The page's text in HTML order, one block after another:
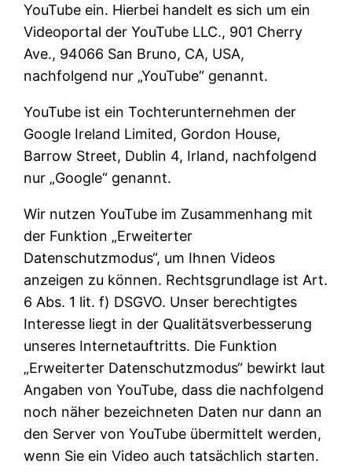
YouTube ein. Hierbei handelt es sich um ein
Videoportal der YouTube LLC., 901 Cherry
Ave., 94066 San Bruno, CA, USA,
nachfolgend nur „YouTube“ genannt.
YouTube ist ein Tochterunternehmen der
Google Ireland Limited, Gordon House,
Barrow Street, Dublin 4, Irland, nachfolgend
nur „Google“ genannt.
Wir nutzen YouTube im Zusammenhang mit
der Funktion „Erweiterter
Datenschutzmodus“, um Ihnen Videos
anzeigen zu können. Rechtsgrundlage ist Art.
6 Abs. 1 lit. f) DSGVO. Unser berechtigtes
Interesse liegt in der Qualitätsverbesserung
unseres Internetauftritts. Die Funktion
„Erweiterter Datenschutzmodus“ bewirkt laut
Angaben von YouTube, dass die nachfolgend
noch näher bezeichneten Daten nur dann an
den Server von YouTube übermittelt werden,
wenn Sie ein Video auch tatsächlich starten.